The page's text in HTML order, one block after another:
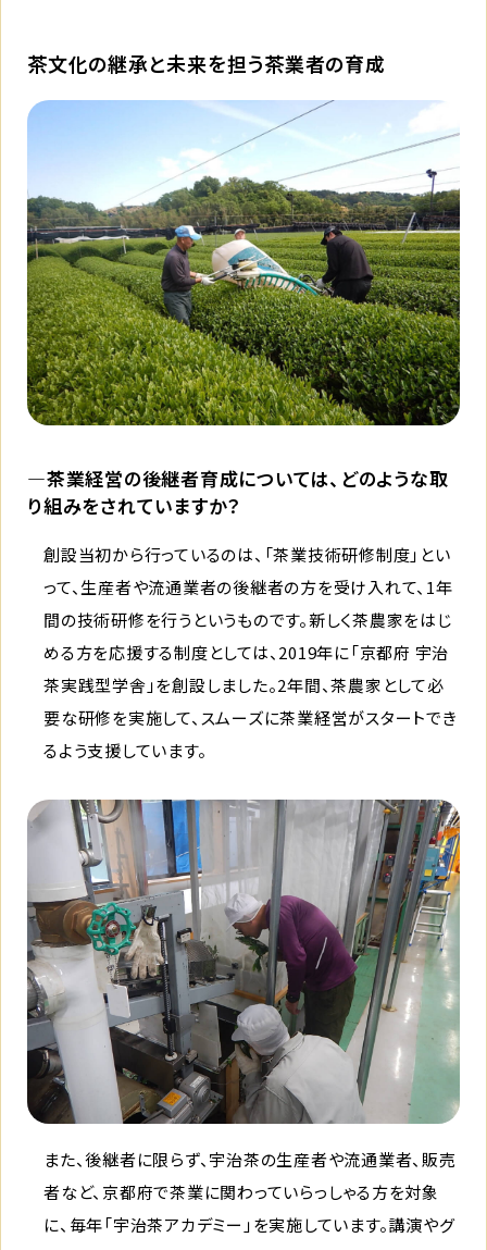
茶文化の継承と未来を担う茶業者の育成
―茶業経営の後継者育成については、どのような取
り組みをされていますか？
創設当初から行っているのは、「茶業技術研修制度」とい
って、生産者や流通業者の後継者の方を受け入れて、1年
間の技術研修を行うというものです。新しく茶農家をはじ
める方を応援する制度としては、2019年に「京都府 宇治
茶実践型学舎」を創設しました。2年間、茶農家として必
要な研修を実施して、スムーズに茶業経営がスタートでき
るよう支援しています。
また、後継者に限らず、宇治茶の生産者や流通業者、販売
者など、京都府で茶業に関わっていらっしゃる方を対象
に、毎年「宇治茶アカデミー」を実施しています。講演やグ